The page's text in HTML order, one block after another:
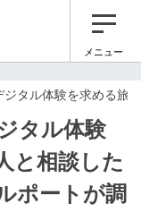
メニュー
タル体験を求める旅
タル体験
と相談した
ポートが調